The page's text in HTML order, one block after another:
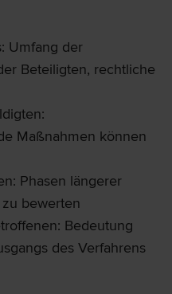
Umfang der
Beteiligten, rechtliche
Maßnahmen können
Phasen längerer
bewerten
Bedeutung
des Verfahrens